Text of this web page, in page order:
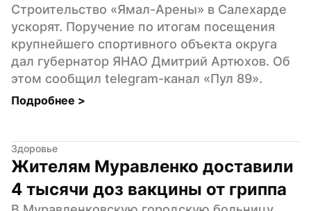
Строительство «Ямал-Арены» в Салехарде
ускорят. Поручение по итогам посещения
крупнейшего спортивного объекта округа
дал губернатор ЯНАО Дмитрий Артюхов. Об
этом сообщил telegram-канал «Пул 89».
Подробнее >
Здоровье
Жителям Муравленко доставили
4 тысячи доз вакцины от гриппа